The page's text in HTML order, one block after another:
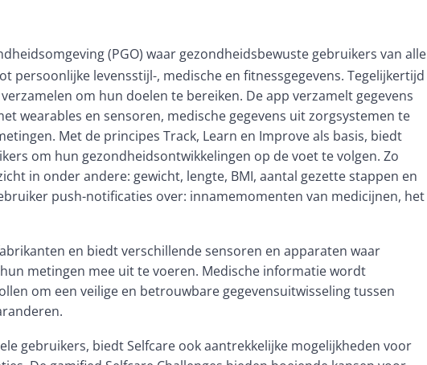
(PGO) waar gezondheidsbewuste gebruikers van alle
persoonlijke levensstijl-, medische en fitnessgegevens. Tegelijkertijd
om hun doelen te bereiken. De app verzamelt gegevens
wearables en sensoren, medische gegevens uit zorgsystemen te
Met de principes Track, Learn en Improve als basis, biedt
om hun gezondheidsontwikkelingen op de voet te volgen. Zo
in onder andere: gewicht, lengte, BMI, aantal gezette stappen en
push-notificaties over: innamemomenten van medicijnen, het
en biedt verschillende sensoren en apparaten waar
metingen mee uit te voeren. Medische informatie wordt
om een veilige en betrouwbare gegevensuitwisseling tussen
gebruikers, biedt Selfcare ook aantrekkelijke mogelijkheden voor